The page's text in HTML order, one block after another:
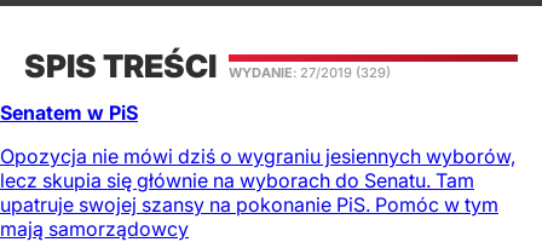
SPIS TREŚCI WYDANIE: 27/2019 (329)
Senatem w PiS
Opozycja nie mówi dziś o wygraniu jesiennych wyborów,
lecz skupia się głównie na wyborach do Senatu. Tam
upatruje swojej szansy na pokonanie PiS. Pomóc w tym
mają samorządowcy